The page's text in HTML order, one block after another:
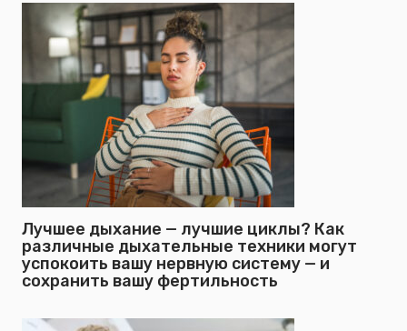
Лучшее дыхание — лучшие циклы? Как
различные дыхательные техники могут
успокоить вашу нервную систему — и
сохранить вашу фертильность